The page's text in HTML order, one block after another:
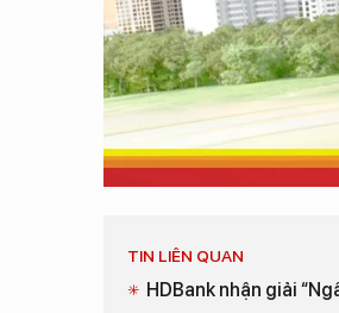
TIN LIÊN QUAN
HDBank nhận giải